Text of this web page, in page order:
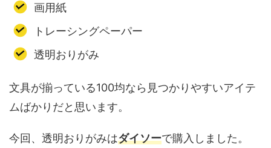
画用紙
トレーシングペーパー
透明おりがみ
文具が揃っている100均なら見つかりやすいアイテ
ムばかりだと思います。
今回、透明おりがみはダイソーで購入しました。